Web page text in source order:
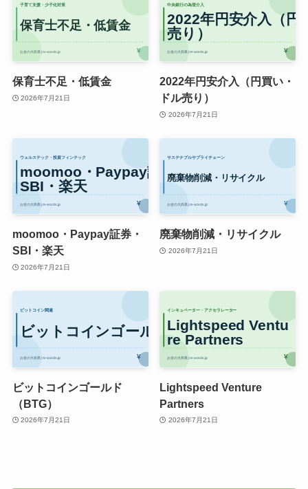
保育士不足・低賃金
2026年7月21日
2022年円安介入（円買い・
ドル売り）
2026年7月21日
moomoo・Paypay証券・
SBI・楽天
2026年7月21日
廃棄物削減・リサイクル
2026年7月21日
ビットコインゴールド
（BTG）
2026年7月21日
Lightspeed Venture
Partners
2026年7月21日